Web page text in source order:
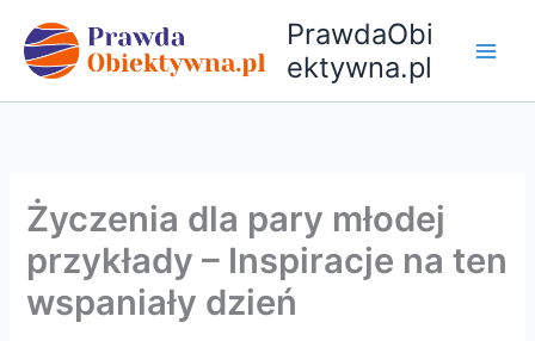
treści
PrawdaObi
ektywna.pl
Życzenia dla pary młodej
przykłady – Inspiracje na ten
wspaniały dzień